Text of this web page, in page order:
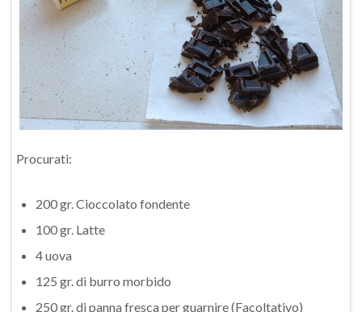
Procurati:
200 gr. Cioccolato fondente
100 gr. Latte
4 uova
125 gr. di burro morbido
250 gr. di panna fresca per guarnire (Facoltativo)